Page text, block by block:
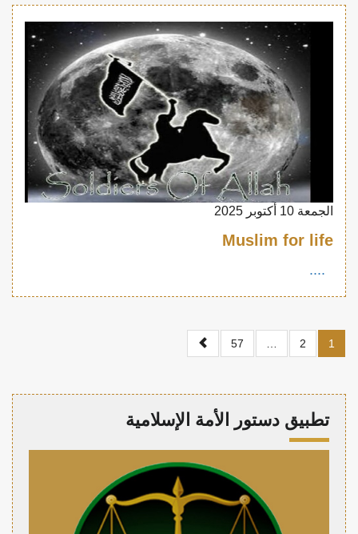
الجمعة 10 أكتوبر 2025
Muslim for life
....
1
2
57
تطبيق دستور الأمة الإسلامية